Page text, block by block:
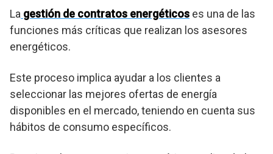
La gestión de contratos energéticos es una de las
funciones más críticas que realizan los asesores
energéticos.
Este proceso implica ayudar a los clientes a
seleccionar las mejores ofertas de energía
disponibles en el mercado, teniendo en cuenta sus
hábitos de consumo específicos.